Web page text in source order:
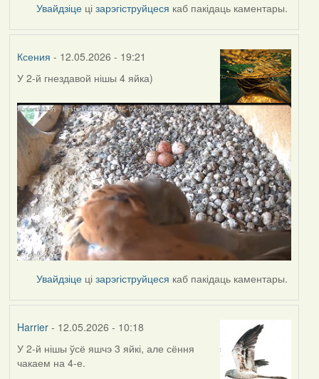
Увайдзіце цізарэгіструйцеся каб пакідаць каментары.
Ксения - 12.05.2026 - 19:21
У 2-й гнездавой нішы 4 яйка)
Увайдзіце цізарэгіструйцеся каб пакідаць каментары.
Harrier- 12.05.2026 - 10:18
У 2-й нішы ўсё яшчэ 3 яйкі, але сёння
чакаем на 4-е.